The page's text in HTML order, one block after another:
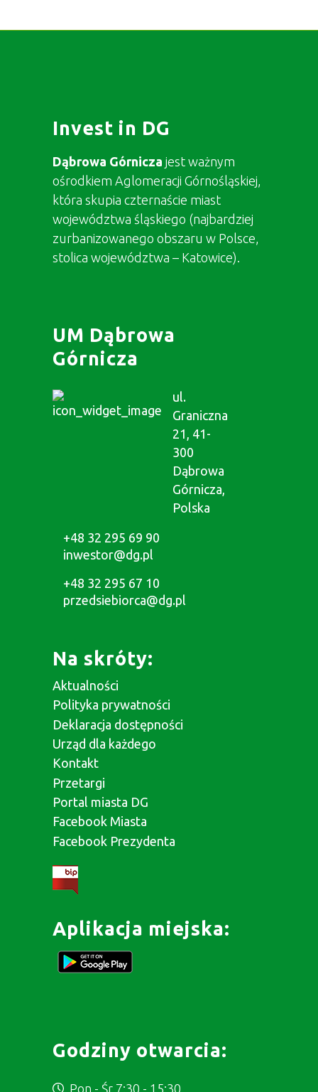
Invest in DG
Dąbrowa Górnicza jest ważnym
ośrodkiem Aglomeracji Górnośląskiej,
która skupia czternaście miast
województwa śląskiego (najbardziej
zurbanizowanego obszaru w Polsce,
stolica województwa – Katowice).
UM Dąbrowa
Górnicza
ul.
Graniczna
21, 41-
300
Dąbrowa
Górnicza,
Polska
+48 32 295 69 90
inwestor@dg.pl
+48 32 295 67 10
przedsiebiorca@dg.pl
Na skróty:
Aktualności
Polityka prywatności
Deklaracja dostępności
Urząd dla każdego
Kontakt
Przetargi
Portal miasta DG
Facebook Miasta
Facebook Prezydenta
Aplikacja miejska:
Godziny otwarcia:
Pon - Śr 7:30 - 15:30